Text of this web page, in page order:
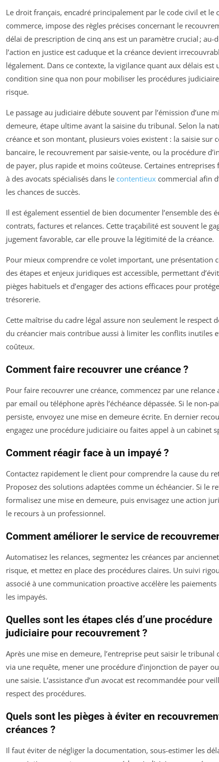
Le droit français, encadré principalement par le code civil et le
commerce, impose des règles précises concernant le
délai de prescription de cinq ans est un paramètre crucial ; au-
l’action en justice est caduque et la créance devient
légalement. Dans ce contexte, la vigilance quant aux délais est
condition sine qua non pour mobiliser les procédures
risque.
Le passage au judiciaire débute souvent par l’émission d’une
demeure, étape ultime avant la saisine du tribunal. Selon la
créance et son montant, plusieurs voies existent : la saisie sur
bancaire, le recouvrement par saisie-vente, ou la procédure
de payer, plus rapide et moins coûteuse. Certaines entreprises
à des avocats spécialisés dans le contentieux commercial afin
les chances de succès.
Il est également essentiel de bien documenter l’ensemble des
contrats, factures et relances. Cette traçabilité est souvent le
jugement favorable, car elle prouve la légitimité de la créance.
Pour mieux comprendre ce volet important, une présentation
des étapes et enjeux juridiques est accessible, permettant
pièges habituels et d’engager des actions efficaces pour
trésorerie.
Cette maîtrise du cadre légal assure non seulement le respect
du créancier mais contribue aussi à limiter les conflits inutiles
coûteux.
Comment faire recouvrer une créance ?
Pour faire recouvrer une créance, commencez par une relance
par email ou téléphone après l’échéance dépassée. Si le non-
persiste, envoyez une mise en demeure écrite. En dernier
engagez une procédure judiciaire ou faites appel à un cabinet
Comment réagir face à un impayé ?
Contactez rapidement le client pour comprendre la cause du
Proposez des solutions adaptées comme un échéancier. Si le
formalisez une mise en demeure, puis envisagez une action
le recours à un professionnel.
Comment améliorer le service de
Automatisez les relances, segmentez les créances par
risque, et mettez en place des procédures claires. Un suivi
associé à une communication proactive accélère les
les impayés.
Quelles sont les étapes clés d’une procédure
judiciaire pour recouvrement ?
Après une mise en demeure, l’entreprise peut saisir le tribunal
via une requête, mener une procédure d’injonction de payer
une saisie. L’assistance d’un avocat est recommandée pour
respect des procédures.
Quels sont les pièges à éviter en
créances ?
Il faut éviter de négliger la documentation, sous-estimer les